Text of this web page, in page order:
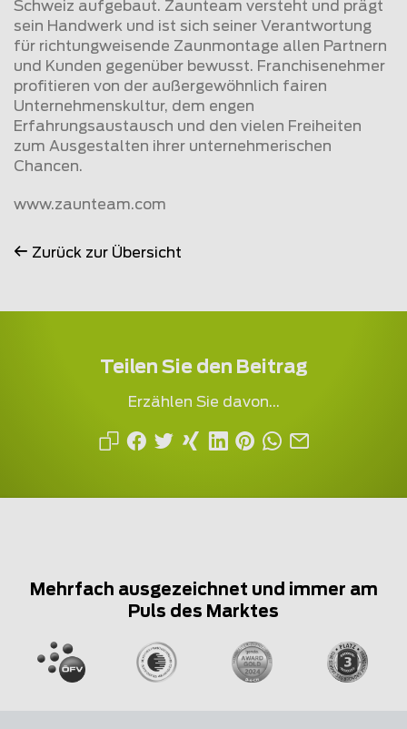
Schweiz aufgebaut. Zaunteam versteht und prägt
sein Handwerk und ist sich seiner Verantwortung
für richtungweisende Zaunmontage allen Partnern
und Kunden gegenüber bewusst. Franchisenehmer
profitieren von der außergewöhnlich fairen
Unternehmenskultur, dem engen
Erfahrungsaustausch und den vielen Freiheiten
zum Ausgestalten ihrer unternehmerischen
Chancen.
www.zaunteam.com
Zurück zur Übersicht
Teilen Sie den Beitrag
Erzählen Sie davon...
Mehrfach ausgezeichnet und immer am
Puls des Marktes